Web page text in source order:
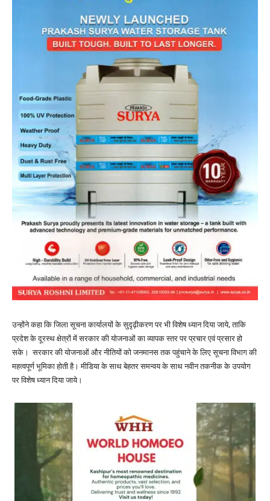
उन्होंने कहा कि जिला सूचना कार्यालयों के सुदृढ़ीकरण पर भी विशेष ध्यान दिया जाये, ताकि
प्रदेश के दूरस्थ क्षेत्रों में सरकार की योजनाओं का व्यापक स्तर पर प्रचार एवं प्रसार हो
सके। सरकार की योजनाओं और नीतियों को जनमानस तक पहुंचाने के लिए सूचना विभाग की
महत्वपूर्ण भूमिका होती है। मीडिया के साथ बेहतर समन्वय के साथ नवीन तकनीक के उपयोग
पर विशेष ध्यान दिया जाये।